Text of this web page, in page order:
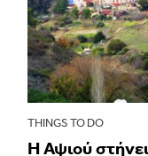
THINGS TO DO
Η Αψιού